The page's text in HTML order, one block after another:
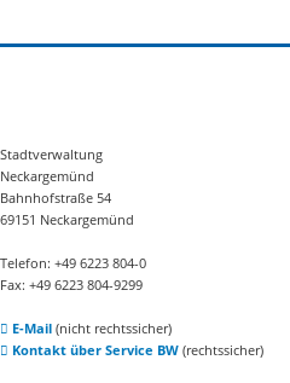
Stadtverwaltung
Neckargemünd
Bahnhofstraße 54
69151 Neckargemünd
Telefon: +49 6223 804-0
Fax: +49 6223 804-9299
E-Mail(nicht rechtssicher)
Kontakt über Service BW(rechtssicher)